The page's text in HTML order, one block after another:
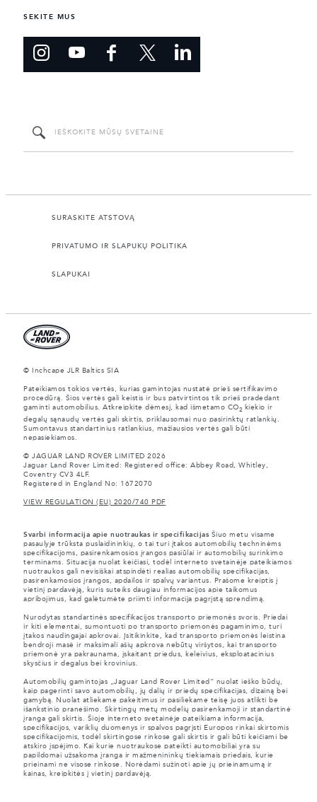
SEKITE MUS
SURASKITE ATSTOVĄ
PRIVATUMO IR SLAPUKŲ POLITIKA
SLAPUKAI
© Inchcape JLR Baltics SIA
Pateikiamos tokios vertės, kurias gamintojas nustatė prieš sertifikavimo
procedūrą. Šios vertės gali keistis ir bus patvirtintos tik prieš pradedant
gaminti automobilius. Atkreipkite dėmesį, kad išmetamo CO2
kiekio ir
degalų sąnaudų vertės gali skirtis, priklausomai nuo pasirinktų ratlankių.
Sumontavus standartinius ratlankius, mažiausios vertės gali būti
nepasiekiamos.
© JAGUAR LAND ROVER LIMITED 2026
Jaguar Land Rover Limited: Registered office: Abbey Road, Whitley,
Coventry CV3 4LF.
Registered in England No: 1672070
VIEW REGULATION (EU) 2020/740 PDF
Svarbi informacija apie nuotraukas ir specifikacijasŠiuo metu visame
pasaulyje trūksta puslaidininkių, o tai turi įtakos automobilių techninėms
specifikacijoms, pasirenkamosios įrangos pasiūlai ir automobilių surinkimo
terminams. Situacija nuolat keičiasi, todėl interneto svetainėje pateikiamos
nuotraukos gali nevisiškai atspindėti realias automobilių specifikacijas,
pasirenkamosios įrangos, apdailos ir spalvų variantus. Prašome kreiptis į
vietinį pardavėją, kuris suteiks daugiau informacijos apie taikomus
apribojimus, kad galėtumėte priimti informacija pagrįstą sprendimą.
Nurodytas standartinės specifikacijos transporto priemonės svoris. Priedai
ir kiti elementai, sumontuoti po transporto priemonės pagaminimo, turi
įtakos naudingajai apkrovai. Įsitikinkite, kad transporto priemonės leistina
bendroji masė ir maksimali ašių apkrova nebūtų viršytos, kai transporto
priemonė yra pakraunama, įskaitant priedus, keleivius, eksploatacinius
skysčius ir degalus bei krovinius.
Automobilių gamintojas „Jaguar Land Rover Limited“ nuolat ieško būdų,
kaip pagerinti savo automobilių, jų dalių ir priedų specifikacijas, dizainą bei
gamybą. Nuolat atliekame pakeitimus ir pasiliekame teisę juos atlikti be
išankstinio pranešimo. Skirtingų metų modelių pasirenkamoji ir standartinė
įranga gali skirtis. Šioje interneto svetainėje pateikiama informacija,
specifikacijos, variklių duomenys ir spalvos pagrįsti Europos rinkai skirtomis
specifikacijomis, todėl skirtingose rinkose gali skirtis ir gali būti keičiami be
atskiro įspėjimo. Kai kurie nuotraukose pateikti automobiliai yra su
papildomai užsakoma įranga ir mažmenininkų tiekiamais priedais, kurie
prieinami ne visose rinkose. Norėdami sužinoti apie jų prieinamumą ir
kainas, kreipkitės į vietinį pardavėją.